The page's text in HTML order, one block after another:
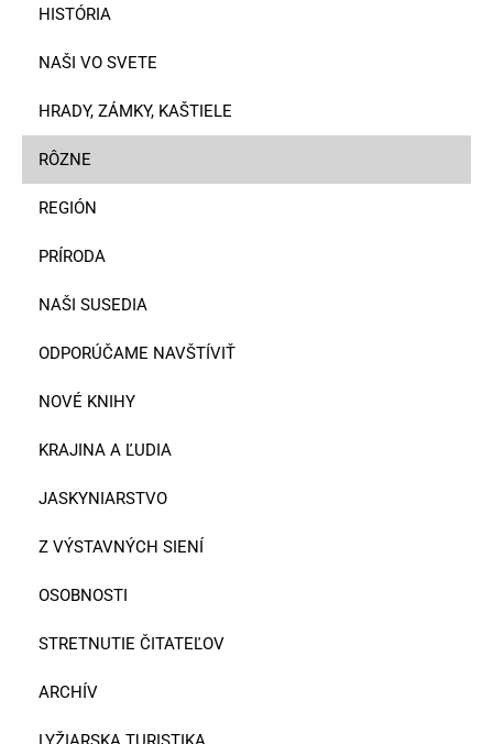
HISTÓRIA
NAŠI VO SVETE
HRADY, ZÁMKY, KAŠTIELE
RÔZNE
REGIÓN
PRÍRODA
NAŠI SUSEDIA
ODPORÚČAME NAVŠTÍVIŤ
NOVÉ KNIHY
KRAJINA A ĽUDIA
JASKYNIARSTVO
Z VÝSTAVNÝCH SIENÍ
OSOBNOSTI
STRETNUTIE ČITATEĽOV
ARCHÍV